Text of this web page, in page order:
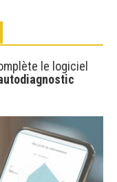
le logiciel